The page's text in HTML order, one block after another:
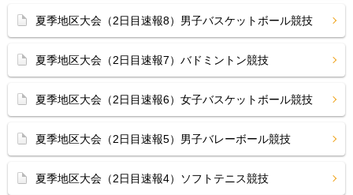
夏季地区大会（2日目速報8）男子バスケットボール競技
夏季地区大会（2日目速報7）バドミントン競技
夏季地区大会（2日目速報6）女子バスケットボール競技
夏季地区大会（2日目速報5）男子バレーボール競技
夏季地区大会（2日目速報4）ソフトテニス競技